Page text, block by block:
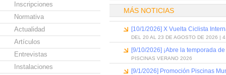
Inscripciones
Normativa
Actualidad
Artículos
Entrevistas
Instalaciones
MÁS NOTICIAS
[10/1/2026] X Vuelta Ciclista
DEL 20 AL 23 DE AGOSTO DE 2026 | 4
[9/10/2026] ¡Abre la temporada
PISCINAS VERANO 2026
[9/1/2026] Promoción Piscinas